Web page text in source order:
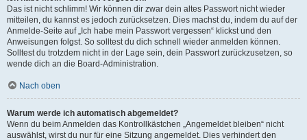
Das ist nicht schlimm! Wir können dir zwar dein altes Passwort nicht wieder
mitteilen, du kannst es jedoch zurücksetzen. Dies machst du, indem du auf der
Anmelde-Seite auf „Ich habe mein Passwort vergessen“ klickst und den
Anweisungen folgst. So solltest du dich schnell wieder anmelden können.
Solltest du trotzdem nicht in der Lage sein, dein Passwort zurückzusetzen, so
wende dich an die Board-Administration.
Nach oben
Warum werde ich automatisch abgemeldet?
Wenn du beim Anmelden das Kontrollkästchen „Angemeldet bleiben“ nicht
auswählst, wirst du nur für eine Sitzung angemeldet. Dies verhindert den